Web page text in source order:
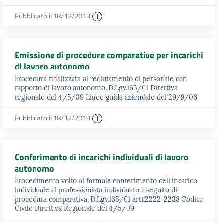
Pubblicato il 18/12/2013
Emissione di procedure comparative per incarichi
di lavoro autonomo
Procedura finalizzata al reclutamento di personale con
rapporto di lavoro autonomo. D.Lgv.165/01 Direttiva
regionale del 4/5/09 Linee guida aziendale del 29/9/06
Pubblicato il 18/12/2013
Conferimento di incarichi individuali di lavoro
autonomo
Procedimento volto al formale conferimento dell'incarico
individuale al professionista individuato a seguito di
procedura comparativa. D.Lgv.165/01 artt.2222-2238 Codice
Civile Direttiva Regionale del 4/5/09